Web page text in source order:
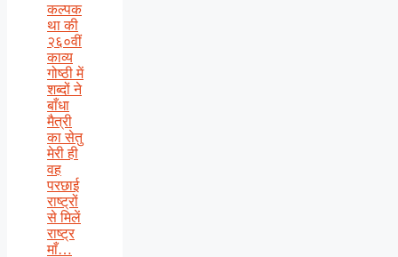
कल्पक
था की
२६०वीं
काव्य
गोष्ठी में
शब्दों ने
बाँधा
मैत्री
का सेतु
मेरी ही
वह
परछाई
राष्ट्रों
से मिलें
राष्ट्र
माँ…